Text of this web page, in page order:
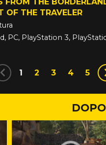
FROM THE
OF THE TRAVELER
PC, PlayStation 3,
1 2 3 4 5